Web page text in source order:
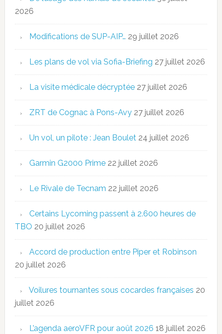
2026
Modifications de SUP-AIP… 29 juillet 2026
Les plans de vol via Sofia-Briefing 27 juillet 2026
La visite médicale décryptée 27 juillet 2026
ZRT de Cognac à Pons-Avy 27 juillet 2026
Un vol, un pilote : Jean Boulet 24 juillet 2026
Garmin G2000 Prime 22 juillet 2026
Le Rivale de Tecnam 22 juillet 2026
Certains Lycoming passent à 2.600 heures de
TBO 20 juillet 2026
Accord de production entre Piper et Robinson
20 juillet 2026
Voilures tournantes sous cocardes françaises 20
juillet 2026
L’agenda aeroVFR pour août 2026 18 juillet 2026